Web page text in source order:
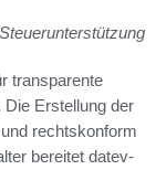
transparente
Erstellung der
rechtskonform
bereitet datev-